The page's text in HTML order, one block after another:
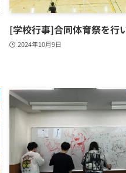
[学校行事]合同体育祭を行
2024年10月9日